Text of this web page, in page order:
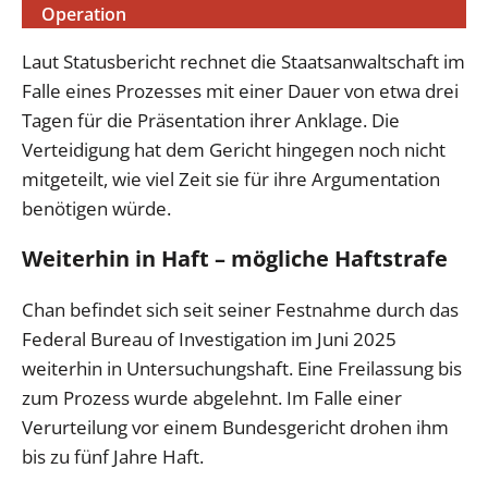
Operation
Laut Statusbericht rechnet die Staatsanwaltschaft im
Falle eines Prozesses mit einer Dauer von etwa drei
Tagen für die Präsentation ihrer Anklage. Die
Verteidigung hat dem Gericht hingegen noch nicht
mitgeteilt, wie viel Zeit sie für ihre Argumentation
benötigen würde.
Weiterhin in Haft – mögliche Haftstrafe
Chan befindet sich seit seiner Festnahme durch das
Federal Bureau of Investigation im Juni 2025
weiterhin in Untersuchungshaft. Eine Freilassung bis
zum Prozess wurde abgelehnt. Im Falle einer
Verurteilung vor einem Bundesgericht drohen ihm
bis zu fünf Jahre Haft.